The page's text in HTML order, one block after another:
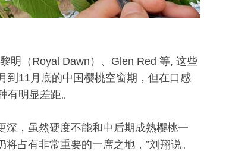
明（Royal Dawn）、Glen Red 等, 这些
到11月底的中国樱桃空窗期，但在口感
明显差距。
深，虽然硬度不能和中后期成熟樱桃一
占有非常重要的一席之地，”刘翔说。